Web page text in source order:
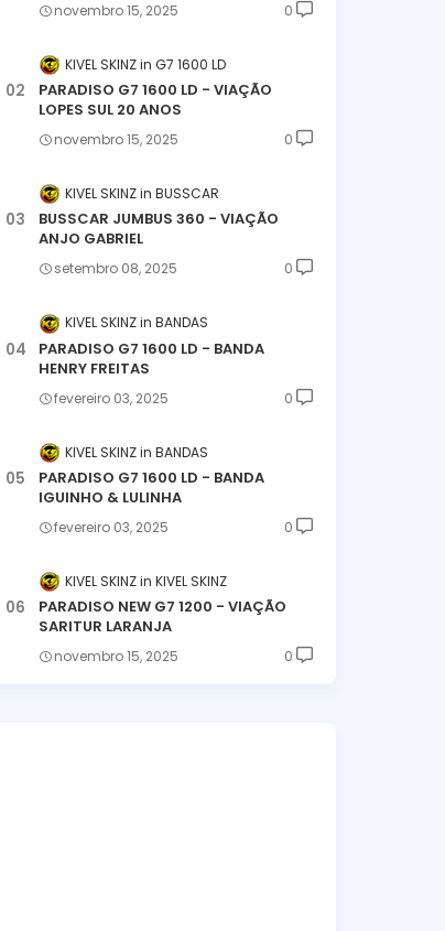
novembro 15, 2025 0
KIVEL SKINZ G7 1600 LD
PARADISO G7 1600 LD - VIAÇÃO
LOPES SUL 20 ANOS
novembro 15, 2025 0
KIVEL SKINZ BUSSCAR
BUSSCAR JUMBUS 360 - VIAÇÃO
ANJO GABRIEL
setembro 08, 2025 0
KIVEL SKINZ BANDAS
PARADISO G7 1600 LD - BANDA
HENRY FREITAS
fevereiro 03, 2025 0
KIVEL SKINZ BANDAS
PARADISO G7 1600 LD - BANDA
IGUINHO & LULINHA
fevereiro 03, 2025 0
KIVEL SKINZ KIVEL SKINZ
PARADISO NEW G7 1200 - VIAÇÃO
SARITUR LARANJA
novembro 15, 2025 0